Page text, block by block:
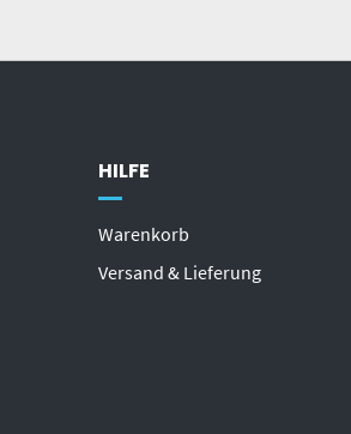
HILFE
Warenkorb
Versand & Lieferung